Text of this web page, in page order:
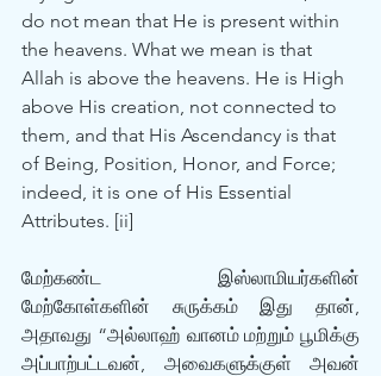
do not mean that He is present within
the heavens. What we mean is that
Allah is above the heavens. He is High
above His creation, not connected to
them, and that His Ascendancy is that
of Being, Position, Honor, and Force;
indeed, it is one of His Essential
Attributes. [ii]
மேற்கண்ட இஸ்லாமியர்களின்
மேற்கோள்களின் சுருக்கம் இது தான்,
அதாவது “அல்லாஹ் வானம் மற்றும் பூமிக்கு
அப்பாற்பட்டவன், அவைகளுக்குள் அவன்